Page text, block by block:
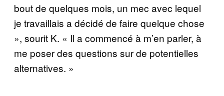
bout de quelques mois, un mec avec lequel
je travaillais a décidé de faire quelque chose
», sourit K. « Il a commencé à m’en parler, à
me poser des questions sur de potentielles
alternatives. »